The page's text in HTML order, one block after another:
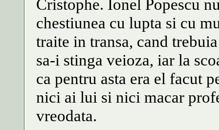
Cristophe. Ionel Popescu
chestiunea cu lupta si cu
traite in transa, cand
sa-i stinga veioza, iar la
ca pentru asta era el facut
nici ai lui si nici macar
vreodata.